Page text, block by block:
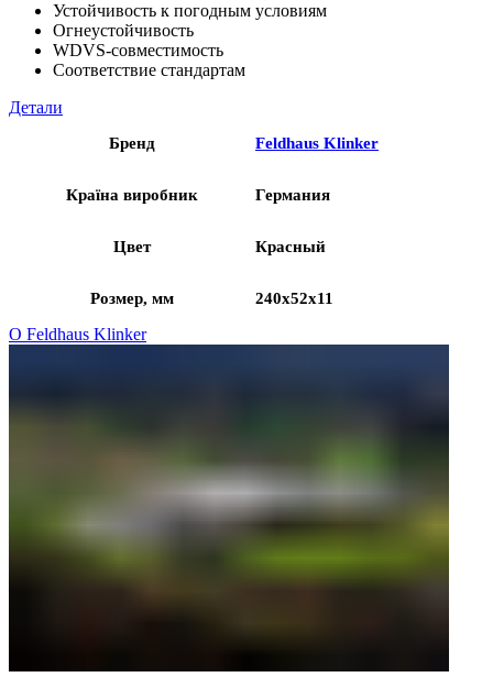
Устойчивость к погодным условиям
Огнеустойчивость
WDVS-совместимость
Соответствие стандартам
Детали
Бренд Feldhaus Klinker
Країна виробник Германия
Цвет Красный
Розмер, мм 240x52x11
О Feldhaus Klinker